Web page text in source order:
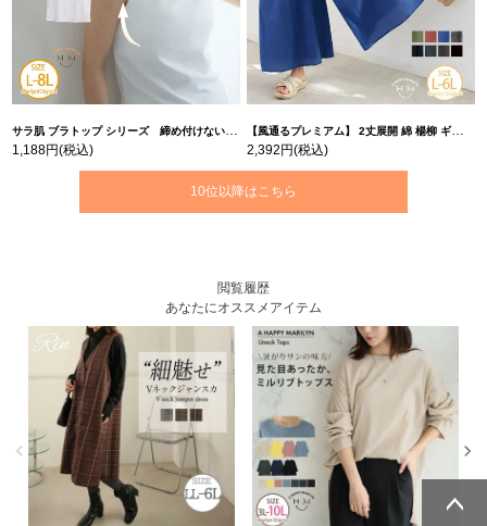
サラ肌 ブラトップ シリーズ 締め付けない リブ タンクトップ | 大きいサイズの通販ならハッピーマリリン
1,188円(税込)
【風通るプレミアム】 2丈展開 綿 楊柳 ギャザー フレア スカンツ 【ウェストゴム】 | 大きいサイズの通販ならハッピーマリリン
2,392円(税込)
10位以降はこちら
閲覧履歴
あなたにオススメアイテム